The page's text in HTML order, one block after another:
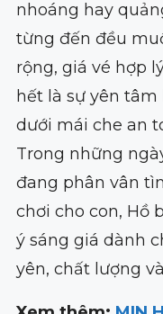
nhoáng hay
từng đến đều
rộng, giá vé hợp
hết là sự yên
dưới mái che an
Trong những
đang phân vân
chơi cho con, Hồ
ý sáng giá dành
yên, chất lượng